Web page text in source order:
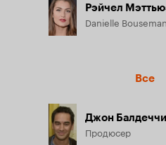
Рэйчел
Danielle
Все
Джон Балдеччи
Продюсер